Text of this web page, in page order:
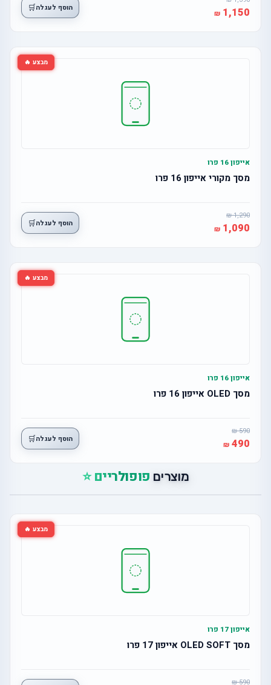
1,150 הוסף לעגלה🛒
מבצע 🔥
אייפון 16 פרו
מסך מקורי אייפון 16 פרו
1,290
1,090 הוסף לעגלה🛒
מבצע 🔥
אייפון 16 פרו
מסך OLED אייפון 16 פרו
590
490 הוסף לעגלה🛒
מוצרים פופולריים ⭐
מבצע 🔥
אייפון 17 פרו
מסך OLED SOFT אייפון 17 פרו
590